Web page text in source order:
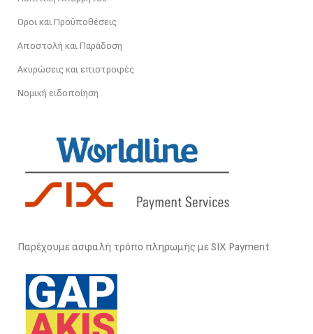
Οροι και Προϋποθέσεις
Αποστολή και Παράδοση
Ακυρώσεις και επιστροφές
Νομική ειδοποίηση
Παρέχουμε ασφαλή τρόπο πληρωμής με SIX Payment